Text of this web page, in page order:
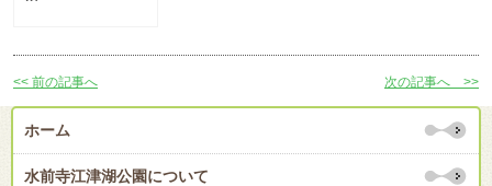
<< 前の記事へ 次の記事へ >>
ホーム
水前寺江津湖公園について